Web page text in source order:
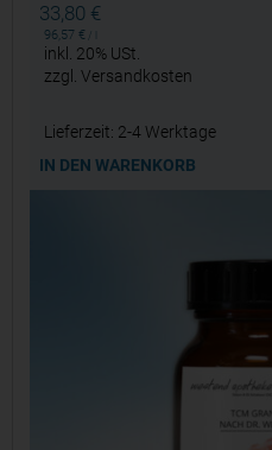
33,80 €
96,57€
inkl. 20% USt.
zzgl.Versandkosten
Lieferzeit: 2-4 Werktage
IN DEN WARENKORB